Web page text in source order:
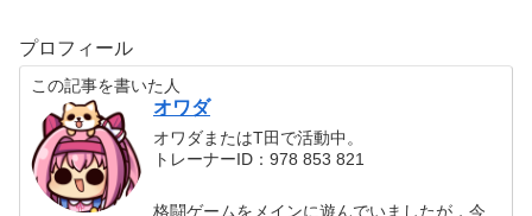
プロフィール
この記事を書いた人
オワダ
オワダまたはT田で活動中。
トレーナーID：978 853 821
格闘ゲームをメインに遊んでいましたが，今